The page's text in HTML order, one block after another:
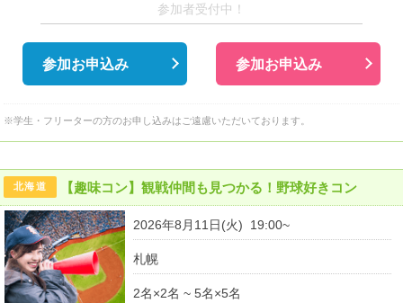
参加者受付中！
参加お申込み 参加お申込み
※学生・フリーターの方のお申し込みはご遠慮いただいております。
北海道 【趣味コン】観戦仲間も見つかる！野球好きコン
2026年8月11日(火) 19:00~
札幌
2名×2名 ~ 5名×5名